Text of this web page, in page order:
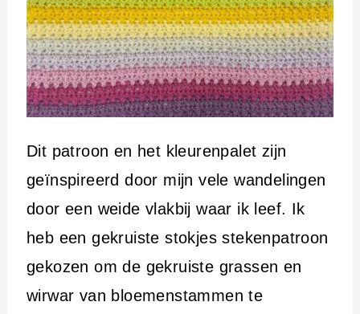
Dit patroon en het kleurenpalet zijn
geïnspireerd door mijn vele wandelingen
door een weide vlakbij waar ik leef. Ik
heb een gekruiste stokjes stekenpatroon
gekozen om de gekruiste grassen en
wirwar van bloemenstammen te